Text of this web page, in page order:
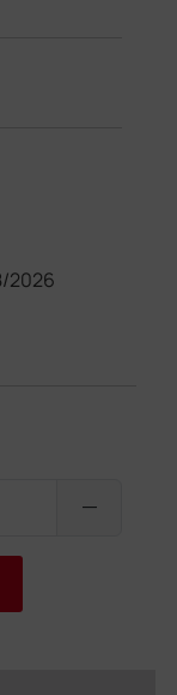
2026
remove